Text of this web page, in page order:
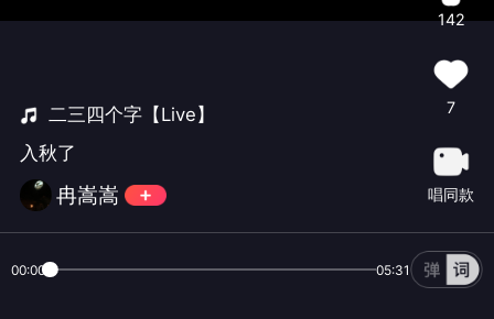
二三四个字【Live】
入秋了
冉嵩嵩
142
7
唱同款
00:00 05:31